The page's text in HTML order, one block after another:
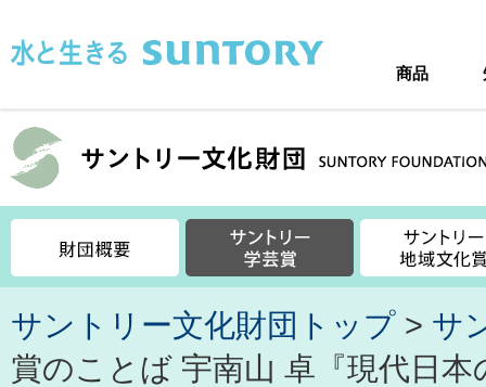
商品
サントリー文化財団トップ > サ
賞のことば 宇南山 卓『現代日